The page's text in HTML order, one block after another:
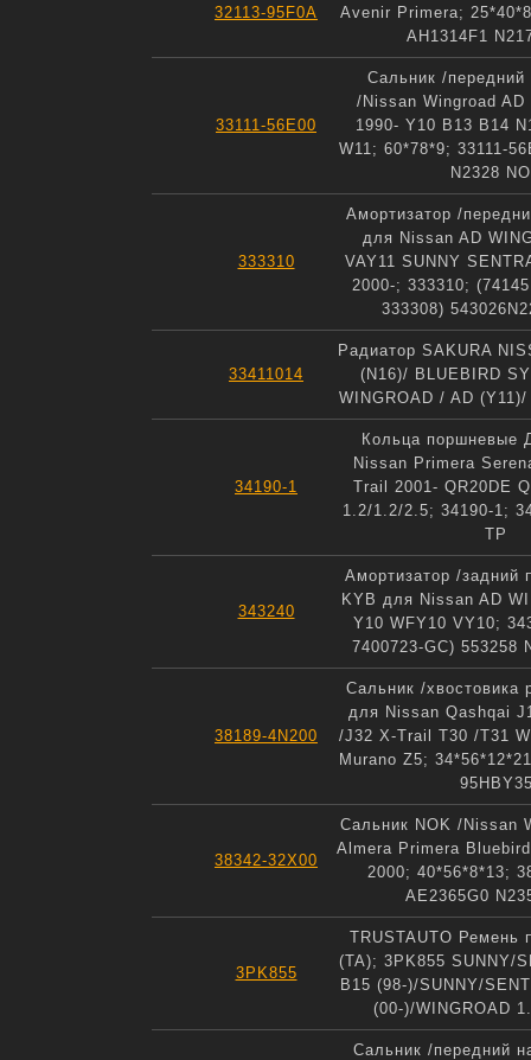
32113-95F0A
Avenir Primera;
AH1314F1
33111-56E00
Сальник /
/Nissan Wingroad AD
1990- Y10 B13 B14
W11; 60*78*9; 33111-
N2328
333310
Амортизатор /
для Nissan AD
VAY11 SUNNY
2000-; 333310;
333308)
33411014
Радиатор SAKURA
(N16)/ BLUEBIRD
WINGROAD / AD
34190-1
Кольца поршневые
Nissan Primera
Trail 2001- QR20DE
1.2/1.2/2.5; 34190-1;
TP
343240
Амортизатор /задний
KYB для Nissan AD
Y10 WFY10 VY10;
7400723-GC) 553258
38189-4N200
Сальник /хвостовика
для Nissan Qashqai
/J32 X-Trail T30 /T31
Murano Z5;
38342-32X00
Сальник NOK /Nissan
Almera Primera
2000; 40*56*8*13;
AE2365G0
3PK855
TRUSTAUTO Ремень
(TA); 3PK855 SUNNY/
B15 (98-)/SUNNY/
(00-)/WINGROAD
Сальник /передний